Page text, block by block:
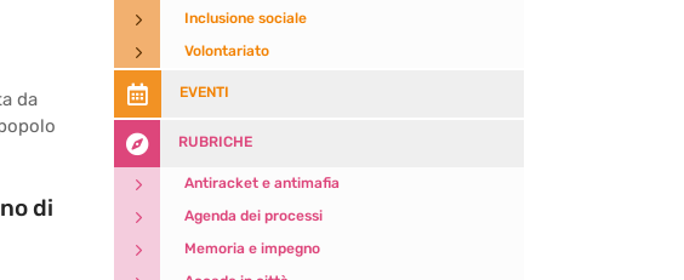
da
di
5 Inclusione sociale
5 Volontariato
 EVENTI
 RUBRICHE
5 Antiracket e antimafia
5 Agenda dei processi
5 Memoria e impegno